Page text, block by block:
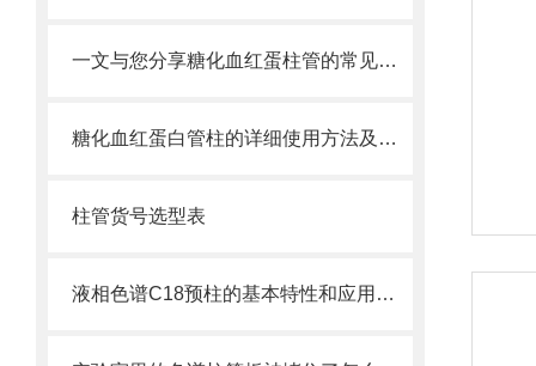
一文与您分享糖化血红蛋柱管的常见故障相应解决方法
糖化血红蛋白管柱的详细使用方法及注意事项介绍
柱管货号选型表
液相色谱C18预柱的基本特性和应用分享